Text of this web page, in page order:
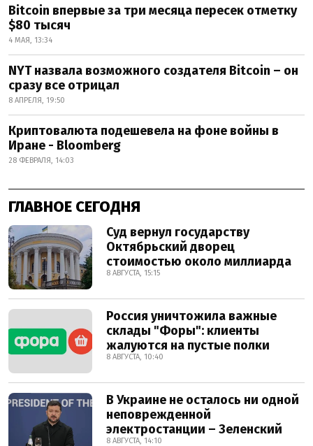
Bitcoin впервые за три месяца пересек отметку
$80 тысяч
4 МАЯ, 13:34
NYT назвала возможного создателя Bitcoin – он
сразу все отрицал
8 АПРЕЛЯ, 19:50
Криптовалюта подешевела на фоне войны в
Иране - Bloomberg
28 ФЕВРАЛЯ, 14:03
ГЛАВНОЕ СЕГОДНЯ
Суд вернул государству
Октябрьский дворец
стоимостью около миллиарда
8 АВГУСТА, 15:15
Россия уничтожила важные
склады "Форы": клиенты
жалуются на пустые полки
8 АВГУСТА, 10:40
В Украине не осталось ни одной
неповрежденной
электростанции – Зеленский
8 АВГУСТА, 14:10